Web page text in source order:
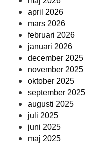
april 2026
mars 2026
februari 2026
januari 2026
december 2025
november 2025
oktober 2025
september 2025
augusti 2025
juli 2025
juni 2025
maj 2025